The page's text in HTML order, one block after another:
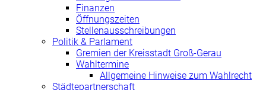
Finanzen
Öffnungszeiten
Stellenausschreibungen
Politik & Parlament
Gremien der Kreisstadt Groß-Gerau
Wahltermine
Allgemeine Hinweise zum Wahlrecht
Städtepartnerschaft